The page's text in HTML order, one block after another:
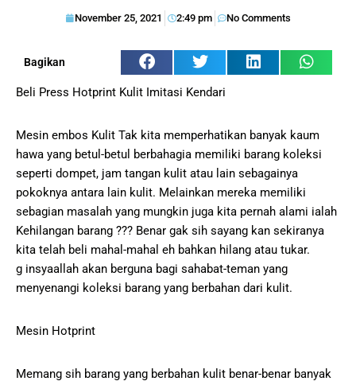
November 25, 2021 2:49 pm No Comments
Bagikan
Beli Press Hotprint Kulit Imitasi Kendari
Mesin embos Kulit Tak kita memperhatikan banyak kaum
hawa yang betul-betul berbahagia memiliki barang koleksi
seperti dompet, jam tangan kulit atau lain sebagainya
pokoknya antara lain kulit. Melainkan mereka memiliki
sebagian masalah yang mungkin juga kita pernah alami ialah
Kehilangan barang ??? Benar gak sih sayang kan sekiranya
kita telah beli mahal-mahal eh bahkan hilang atau tukar.
g insyaallah akan berguna bagi sahabat-teman yang
menyenangi koleksi barang yang berbahan dari kulit.
Mesin Hotprint
Memang sih barang yang berbahan kulit benar-benar banyak